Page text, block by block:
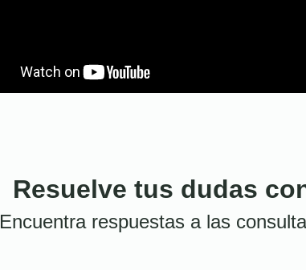
Resuelve tus dudas
Encuentra respuestas a las